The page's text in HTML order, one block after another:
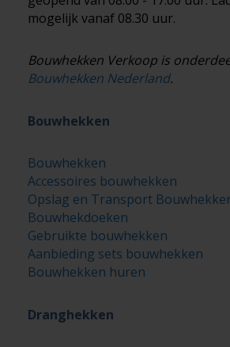
mogelijk vanaf 08.30 uur.
Bouwhekken Verkoop is
Bouwhekken Nederland.
Bouwhekken
Bouwhekken
Accessoires bouwhekken
Opslag en Transport
Bouwhekdoeken
Gebruikte bouwhekken
Aanbieding sets bouwhekken
Bouwhekken huren
Dranghekken